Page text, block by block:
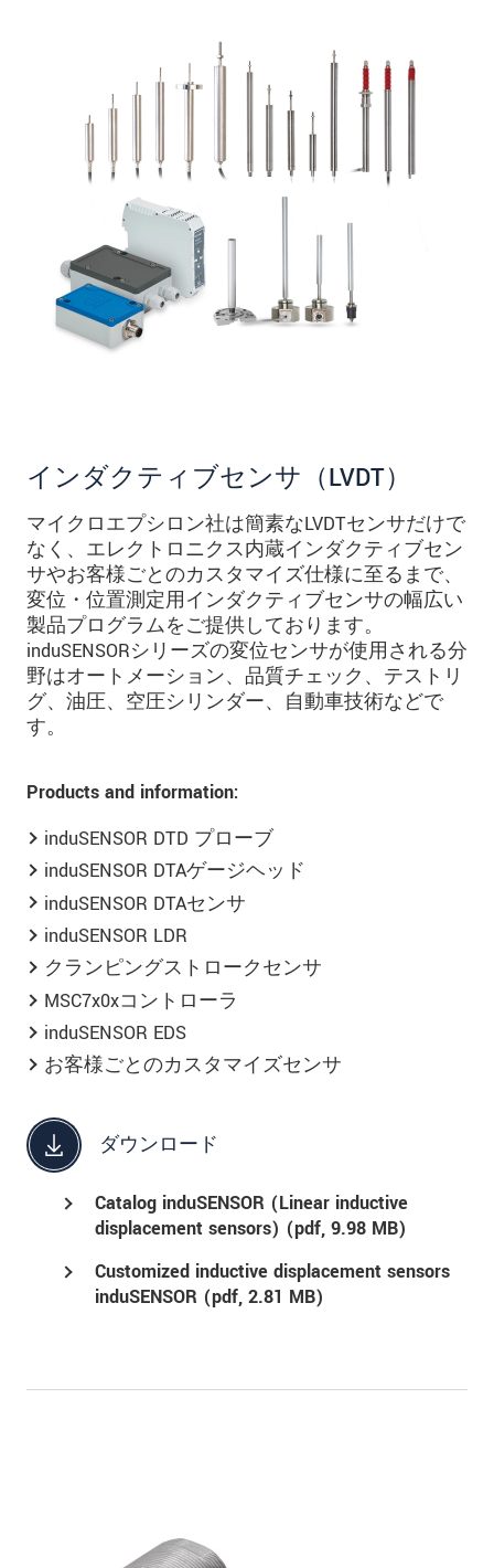
インダクティブセンサ（LVDT）
マイクロエプシロン社は簡素なLVDTセンサだけで
なく、エレクトロニクス内蔵インダクティブセン
サやお客様ごとのカスタマイズ仕様に至るまで、
変位・位置測定用インダクティブセンサの幅広い
製品プログラムをご提供しております。
induSENSORシリーズの変位センサが使用される分
野はオートメーション、品質チェック、テストリ
グ、油圧、空圧シリンダー、自動車技術などで
す。
Products and information:
induSENSOR DTD プローブ
induSENSOR DTAゲージヘッド
induSENSOR DTAセンサ
induSENSOR LDR
クランピングストロークセンサ
MSC7x0xコントローラ
induSENSOR EDS
お客様ごとのカスタマイズセンサ
ダウンロード
Catalog induSENSOR (Linear inductive
displacement sensors) (pdf, 9.98 MB)
Customized inductive displacement sensors
induSENSOR (pdf, 2.81 MB)